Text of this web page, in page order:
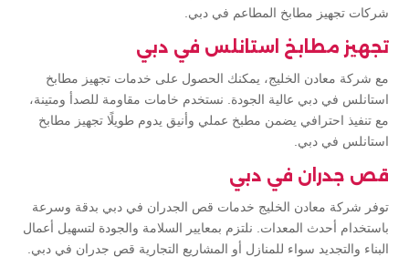
شركات تجهيز مطابخ المطاعم في دبي.
تجهيز مطابخ استانلس في دبي
مع شركة معادن الخليج، يمكنك الحصول على خدمات تجهيز مطابخ
استانلس في دبي عالية الجودة. نستخدم خامات مقاومة للصدأ ومتينة،
مع تنفيذ احترافي يضمن مطبخ عملي وأنيق يدوم طويلًا تجهيز مطابخ
استانلس في دبي.
قص جدران في دبي
توفر شركة معادن الخليج خدمات قص الجدران في دبي بدقة وسرعة
باستخدام أحدث المعدات. نلتزم بمعايير السلامة والجودة لتسهيل أعمال
البناء والتجديد سواء للمنازل أو المشاريع التجارية قص جدران في دبي.